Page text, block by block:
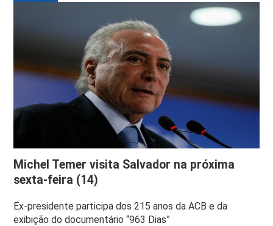
Michel Temer visita Salvador na próxima
sexta-feira (14)
Ex-presidente participa dos 215 anos da ACB e da
exibição do documentário “963 Dias”